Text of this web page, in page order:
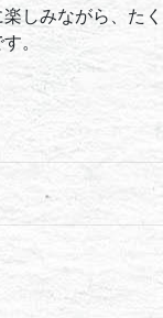
しみながら、たく
。